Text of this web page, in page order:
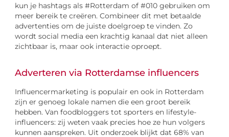
kun je hashtags als #Rotterdam of #010 gebruiken om
meer bereik te creëren. Combineer dit met betaalde
advertenties om de juiste doelgroep te vinden. Zo
wordt social media een krachtig kanaal dat niet alleen
zichtbaar is, maar ook interactie oproept.
Adverteren via Rotterdamse influencers
Influencermarketing is populair en ook in Rotterdam
zijn er genoeg lokale namen die een groot bereik
hebben. Van foodbloggers tot sporters en lifestyle-
influencers: zij weten vaak precies hoe ze hun volgers
kunnen aanspreken. Uit onderzoek blijkt dat 68% van